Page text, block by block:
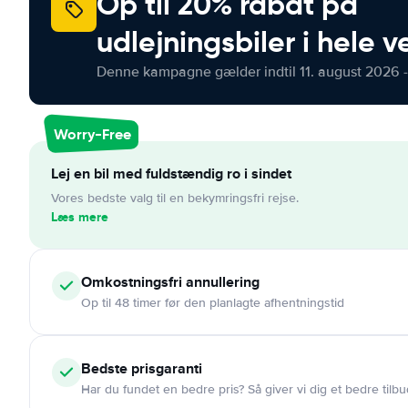
udlejningsbiler i hele
Denne kampagne gælder indtil 11. august 2026
Worry-Free
Lej en bil med fuldstændig ro i sindet
Vores bedste valg til en bekymringsfri rejse.
Læs mere
Omkostningsfri annullering
Op til 48 timer før den planlagte afhentningstid
Bedste prisgaranti
Har du fundet en bedre pris? Så giver vi dig et bedre